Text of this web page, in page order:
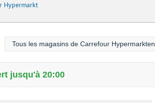
Hypermarkt
Tous les magasins de Carrefour Hypermarkten
jusqu'à 20:00